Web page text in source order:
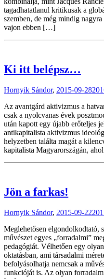
tagadhatatlanul kritikusak a
szemben, de még mindig
vajon ebben […]
Ki itt belépsz…
Hornyik Sándor, 2015-09-28
Az avantgárd aktivizmus a
csak a nyolcvanas évek
után kapott egy újabb erőteljes
antikapitalista aktivizmus
helyzetben találta magát a
kapitalista Magyarországán,
Jön a farkas!
Hornyik Sándor, 2015-09-22
Meglehetősen elgondolkodtató,
művészet egyes „forradalmi”
pedagógiát. Vélhetően egy
oktatásban, ami társadalmi
befolyásolhatja nemcsak a
funkcióját is. Az olyan